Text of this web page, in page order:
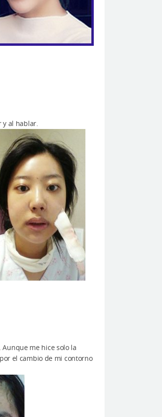
y al hablar.
me hice solo la
el cambio de mi contorno